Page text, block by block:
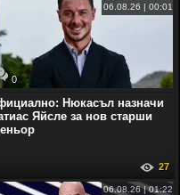
0
06.08.26 | 00:01
Нюкасъл назначи
Яйсле за нов старши
27
06.08.26 | 01:22